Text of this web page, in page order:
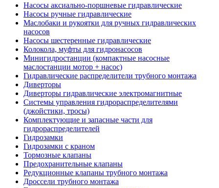
Насосы аксиально-поршневые гидравлические
Насосы ручные гидравлические
Маслобаки и рукоятки для ручных гидравлических
насосов
Насосы шестеренные гидравлические
Колокола, муфты для гидронасосов
Минигидростанции (компактные насосные
маслостанции мотор + насос)
Гидравлические распределители трубного монтажа
Диверторы
Диверторы гидравлические электромагнитные
Системы управления гидрораспределителями
(джойстики, тросы)
Комплектующие и запасные части для
гидрораспределителей
Гидрозамки
Гидрозамки с краном
Тормозные клапаны
Предохранительные клапаны
Редукционные клапаны трубного монтажа
Дроссели трубного монтажа